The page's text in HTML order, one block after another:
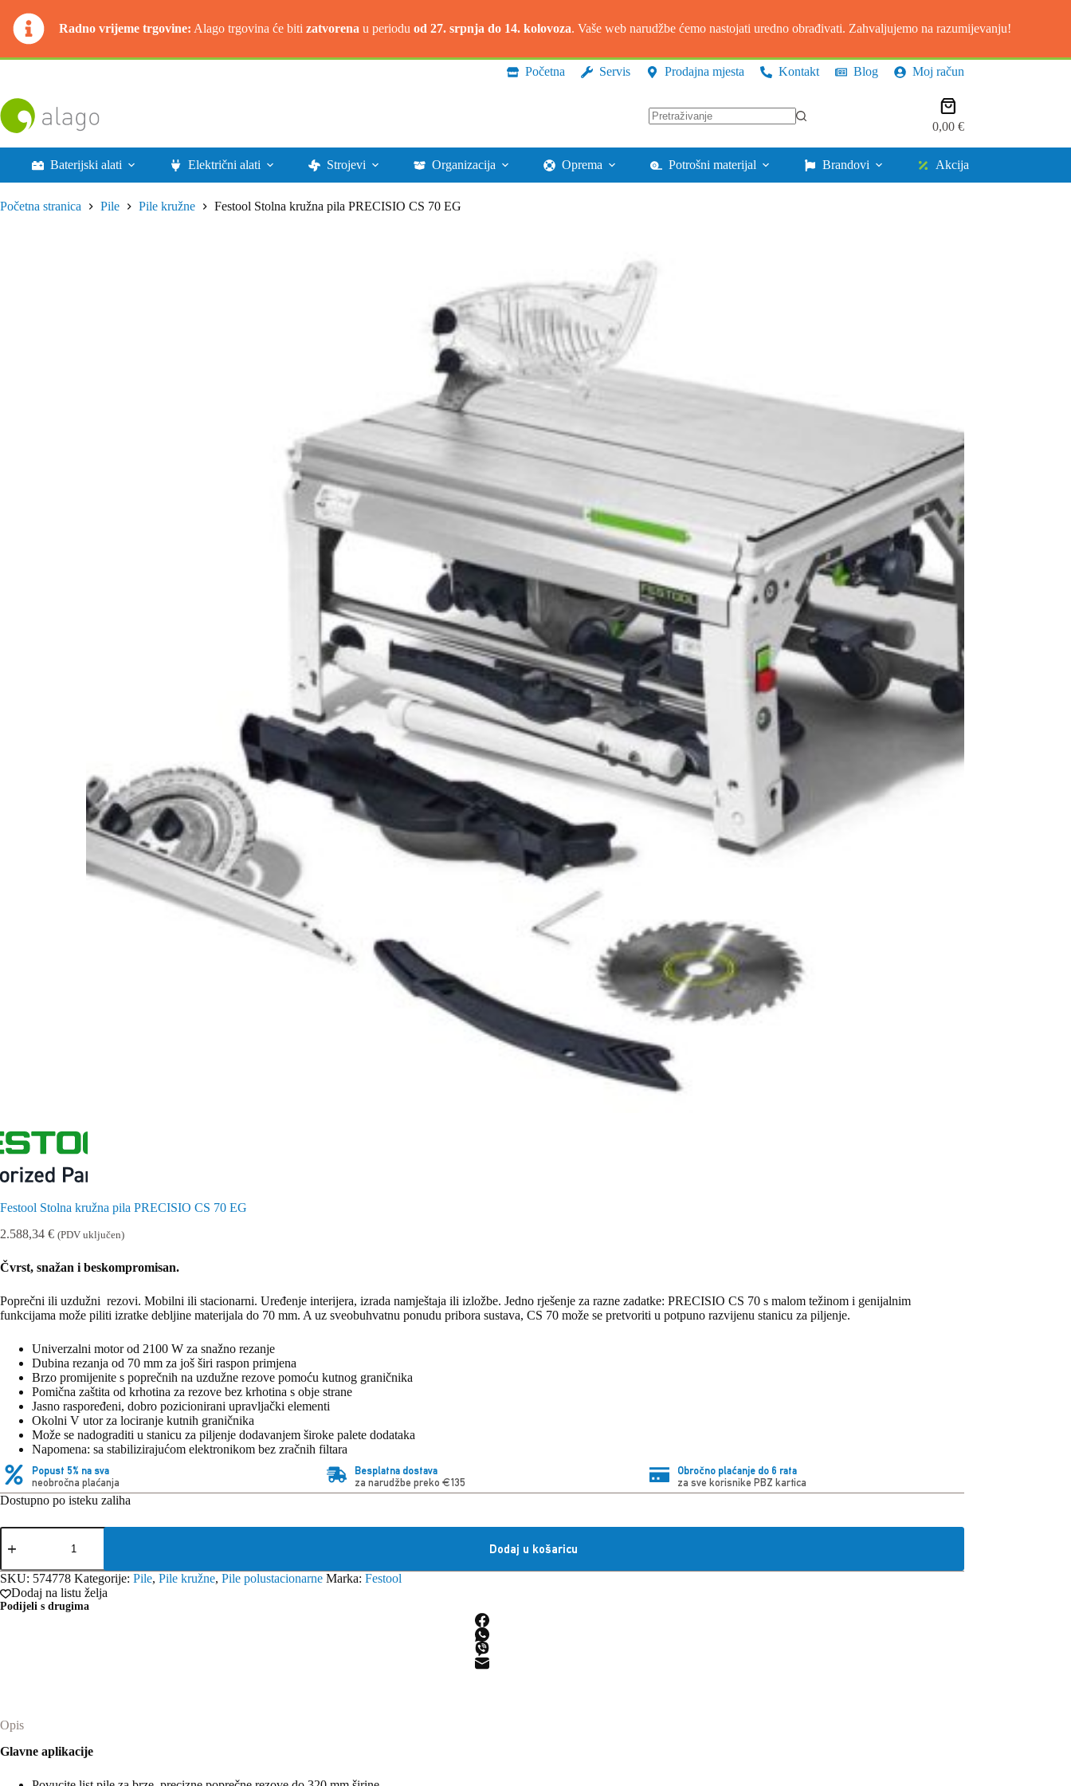
Radno vrijeme trgovine: Alago trgovina će biti zatvorena u periodu od 27. srpnja do 14. kolovoza. Vaše web narudžbe ćemo nastojati uredno obrađivati. Zahvaljujemo na razumijevanju!
Preskoči
Početna Servis Prodajna mjesta Kontakt Blog Moj račun
rezultata.
Košarica
0,00 €
Baterijski alati Električni alati Strojevi Organizacija Oprema Potrošni materijal Brandovi Akcija
Početna stranica Pile Pile kružne Festool Stolna kružna pila PRECISIO CS 70 EG
Festool Stolna kružna pila PRECISIO CS 70 EG
2.588,34 € (PDV uključen)
Čvrst, snažan i beskompromisan.
Poprečni ili uzdužni rezovi. Mobilni ili stacionarni. Uređenje interijera, izrada namještaja ili izložbe. Jedno rješenje za razne zadatke: PRECISIO CS 70 s malom težinom i genijalnim
funkcijama može piliti izratke debljine materijala do 70 mm. A uz sveobuhvatnu ponudu pribora sustava, CS 70 može se pretvoriti u potpuno razvijenu stanicu za piljenje.
Univerzalni motor od 2100 W za snažno rezanje
Dubina rezanja od 70 mm za još širi raspon primjena
Brzo promijenite s poprečnih na uzdužne rezove pomoću kutnog graničnika
Pomična zaštita od krhotina za rezove bez krhotina s obje strane
Jasno raspoređeni, dobro pozicionirani upravljački elementi
Okolni V utor za lociranje kutnih graničnika
Može se nadograditi u stanicu za piljenje dodavanjem široke palete dodataka
Napomena: sa stabilizirajućom elektronikom bez zračnih filtara
Popust 5% na sva
neobročna plaćanja
Besplatna dostava
za narudžbe preko €135
Obročno plaćanje do 6 rata
za sve korisnike PBZ kartica
Dostupno po isteku zaliha
Festool
Stolna
pila
PRECISIO
CS
70
Dodaj u košaricu
SKU: 574778 Kategorije: Pile, Pile kružne, Pile polustacionarne Marka: Festool
Dodaj na listu želja
Podijeli s drugima
Opis
Glavne aplikacije